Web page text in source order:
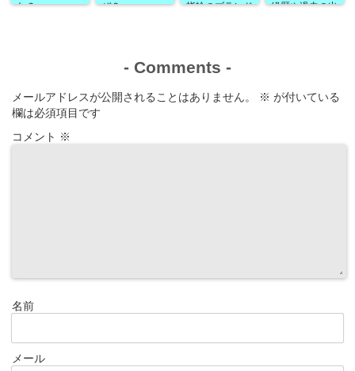
た？
ぜ？
指輪のブランド
経歴や過去の出
- Comments -
メールアドレスが公開されることはありません。 ※ が付いている
欄は必須項目です
コメント ※
名前
メール